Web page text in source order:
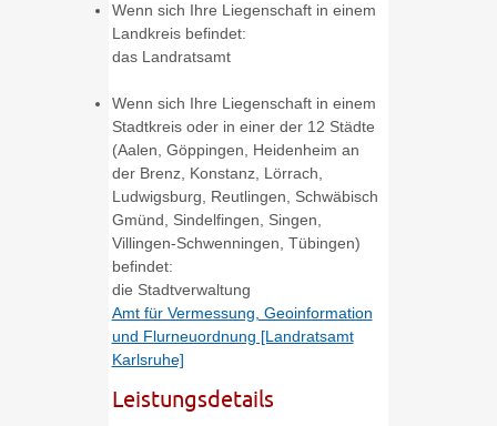
Wenn sich Ihre Liegenschaft in einem
Landkreis befindet:
das Landratsamt
Wenn sich Ihre Liegenschaft in einem
Stadtkreis oder in einer der 12 Städte
(Aalen, Göppingen, Heidenheim an
der Brenz, Konstanz, Lörrach,
Ludwigsburg, Reutlingen, Schwäbisch
Gmünd, Sindelfingen, Singen,
Villingen-Schwenningen, Tübingen)
befindet:
die Stadtverwaltung
Amt für Vermessung, Geoinformation
und Flurneuordnung [Landratsamt
Karlsruhe]
Leistungsdetails